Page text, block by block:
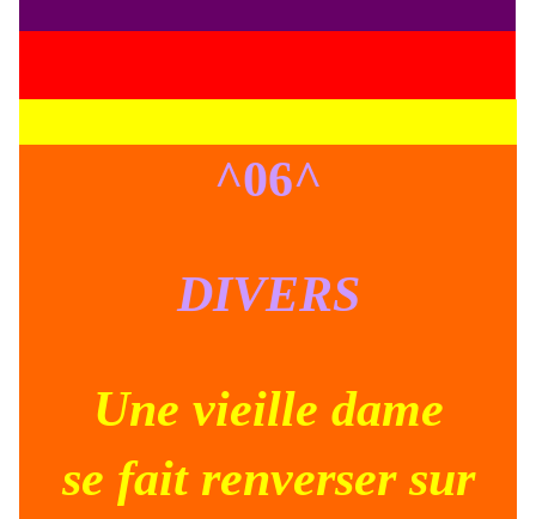
^06^
DIVERS
Une vieille dame
se fait renverser sur